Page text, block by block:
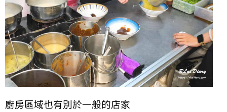
廚房區域也有別於一般的店家